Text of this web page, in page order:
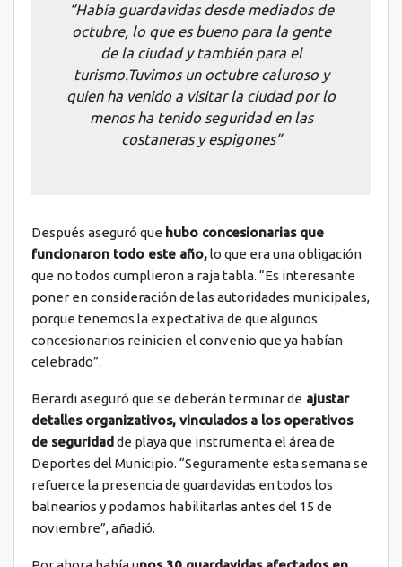
“Había guardavidas desde mediados de
octubre, lo que es bueno para la gente
de la ciudad y también para el
turismo.Tuvimos un octubre caluroso y
quien ha venido a visitar la ciudad por lo
menos ha tenido seguridad en las
costaneras y espigones”
Después aseguró que hubo concesionarias que
funcionaron todo este año,lo que era una obligación
que no todos cumplieron a raja tabla. “Es interesante
poner en consideración de las autoridades municipales,
porque tenemos la expectativa de que algunos
concesionarios reinicien el convenio que ya habían
celebrado”.
Berardi aseguró que se deberán terminar de ajustar
detalles organizativos, vinculados a los operativos
de seguridad de playa que instrumenta el área de
Deportes del Municipio. “Seguramente esta semana se
refuerce la presencia de guardavidas en todos los
balnearios y podamos habilitarlas antes del 15 de
noviembre”, añadió.